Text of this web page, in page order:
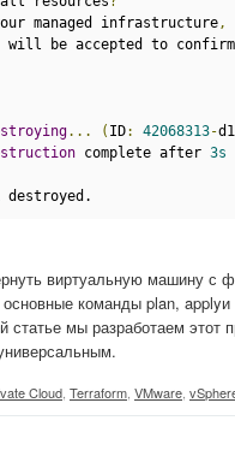
managed infrastructure,
will be accepted to confirm
... ( ID: 42068313-
complete after 3s
destroyed.
виртуальную машину с
команды plan,
мы разработаем этот
Cloud, Terraform, VMware,